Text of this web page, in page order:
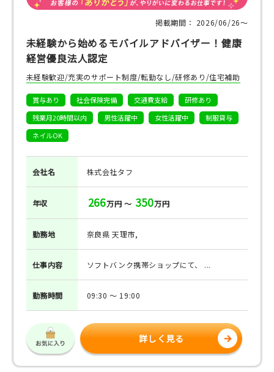
掲載期間： 2026/06/26〜
未経験から始めるモバイルアドバイザー！健康
経営優良法人認定
未経験歓迎/充実のサポート制度/転勤なし/研修あり/住宅補助
賞与あり 社会保険完備 交通費支給
研修あり
残業月20時間以内
男性活躍中 女性活躍中
制服貸与
ネイルOK
会社名 株式会社タフ
年収 266万円 ～ 350万円
勤務地 奈良県 天理市,
仕事内容 ソフトバンク携帯ショップにて、 ...
勤務時間 09:30 ～ 19:00
詳しく見る